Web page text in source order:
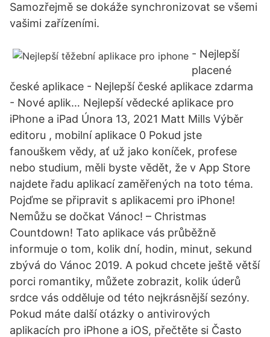
Samozřejmě se dokáže synchronizovat se všemi
vašimi zařízeními.
- Nejlepší
placené
české aplikace - Nejlepší české aplikace zdarma
- Nové aplik… Nejlepší vědecké aplikace pro
iPhone a iPad Února 13, 2021 Matt Mills Výběr
editoru , mobilní aplikace 0 Pokud jste
fanouškem vědy, ať už jako koníček, profese
nebo studium, měli byste vědět, že v App Store
najdete řadu aplikací zaměřených na toto téma.
Pojďme se připravit s aplikacemi pro iPhone!
Nemůžu se dočkat Vánoc! – Christmas
Countdown! Tato aplikace vás průběžně
informuje o tom, kolik dní, hodin, minut, sekund
zbývá do Vánoc 2019. A pokud chcete ještě větší
porci romantiky, můžete zobrazit, kolik úderů
srdce vás odděluje od této nejkrásnější sezóny.
Pokud máte další otázky o antivirových
aplikacích pro iPhone a iOS, přečtěte si Často